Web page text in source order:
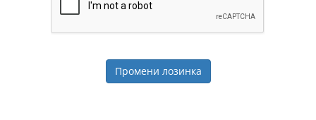
Промени лозинка